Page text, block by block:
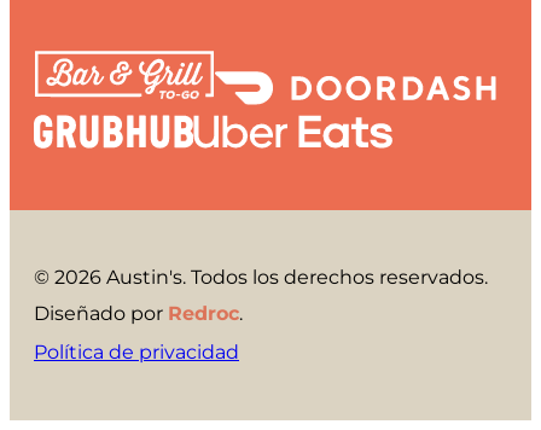
© 2026 Austin's. Todos los derechos reservados.
Diseñado por Redroc.
Política de privacidad